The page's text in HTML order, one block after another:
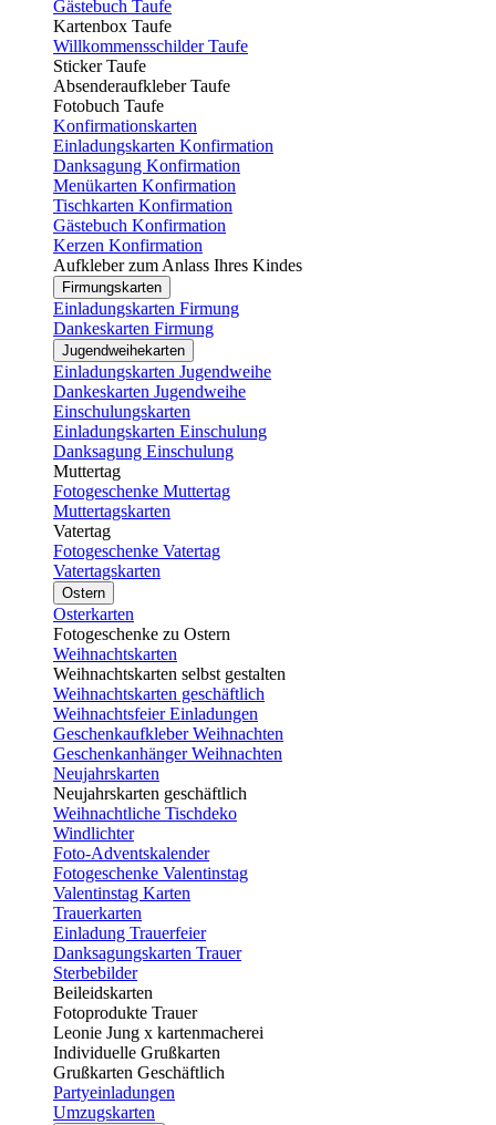
Gästebuch Taufe
Kartenbox Taufe
Willkommensschilder Taufe
Sticker Taufe
Absenderaufkleber Taufe
Fotobuch Taufe
Konfirmationskarten
Einladungskarten Konfirmation
Danksagung Konfirmation
Menükarten Konfirmation
Tischkarten Konfirmation
Gästebuch Konfirmation
Kerzen Konfirmation
Aufkleber zum Anlass Ihres Kindes
Firmungskarten
Einladungskarten Firmung
Dankeskarten Firmung
Jugendweihekarten
Einladungskarten Jugendweihe
Dankeskarten Jugendweihe
Einschulungskarten
Einladungskarten Einschulung
Danksagung Einschulung
Muttertag
Fotogeschenke Muttertag
Muttertagskarten
Vatertag
Fotogeschenke Vatertag
Vatertagskarten
Ostern
Osterkarten
Fotogeschenke zu Ostern
Weihnachtskarten
Weihnachtskarten selbst gestalten
Weihnachtskarten geschäftlich
Weihnachtsfeier Einladungen
Geschenkaufkleber Weihnachten
Geschenkanhänger Weihnachten
Neujahrskarten
Neujahrskarten geschäftlich
Weihnachtliche Tischdeko
Windlichter
Foto-Adventskalender
Fotogeschenke Valentinstag
Valentinstag Karten
Trauerkarten
Einladung Trauerfeier
Danksagungskarten Trauer
Sterbebilder
Beileidskarten
Fotoprodukte Trauer
Leonie Jung x kartenmacherei
Individuelle Grußkarten
Grußkarten Geschäftlich
Partyeinladungen
Umzugskarten